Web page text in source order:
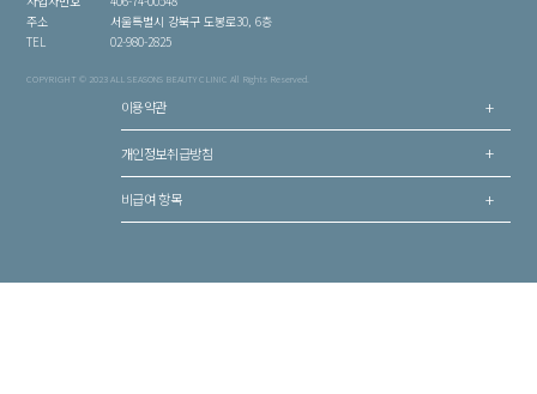
주소
서울특별시 강북구 도봉로30, 6층
TEL
02-980-2825
COPYRIGHT © 2023 ALL SEASONS BEAUTY CLINIC All Rights Reserved.
이용약관
개인정보취급방침
비급여 항목